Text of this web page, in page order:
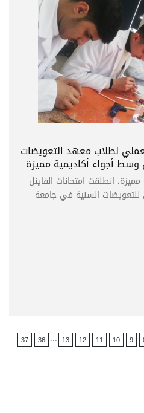
لطلاب معهد التعويضات
أجواء أكاديمية مميزة
انطلقت امتحانات الفاينل
للتعويضات السنية في جامعة
9
10
11
12
13
...
36
37